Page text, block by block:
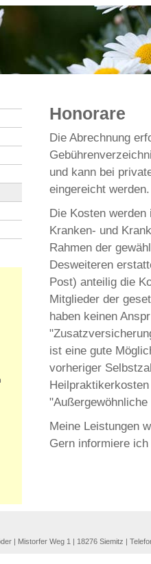
Honorare
Die Abrechnung
und kann bei
eingereicht werden.
Die Kosten
Kranken- und
Rahmen der
Desweiteren
Post) anteilig die
Mitglieder der
haben keinen
ist eine gute
vorheriger
Meine Leistungen
Gern informiere
| Mistorfer Weg 1 | 18276 Siemitz |